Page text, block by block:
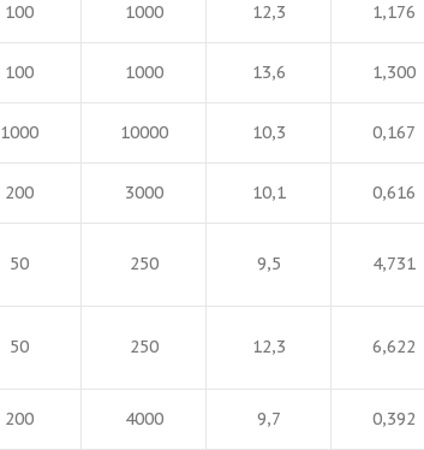
100 1000 12,3 1,176
100 1000 13,6 1,300
1000 10000 10,3 0,167
200 3000 10,1 0,616
50 250 9,5 4,731
50 250 12,3 6,622
200 4000 9,7 0,392